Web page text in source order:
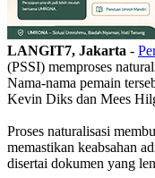
LANGIT7, Jakarta -
(PSSI) memproses
Nama-nama pemain
Kevin Diks dan Mees
Proses naturalisasi
memastikan keabsahan
disertai dokumen yang